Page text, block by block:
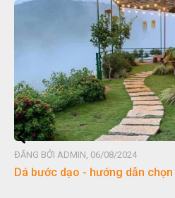
BỞI ADMIN, 06/08/2024
bước dạo - hướng dẫn chọn